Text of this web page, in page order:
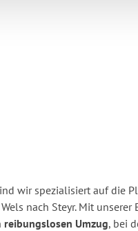
wir spezialisiert auf die
nach Steyr. Mit unserer
reibungslosen Umzug, bei